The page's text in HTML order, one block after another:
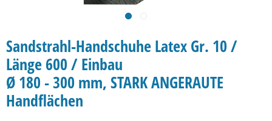
Sandstrahl-Handschuhe Latex Gr. 10 /
Länge 600 / Einbau
Ø 180 - 300 mm, STARK ANGERAUTE
Handflächen